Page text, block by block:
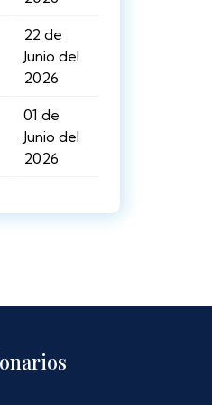
22 de
Junio del
2026
01 de
Junio del
2026